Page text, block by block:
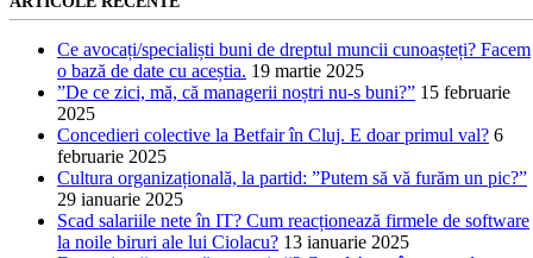
Ce avocați/specialiști buni de dreptul muncii cunoașteți? Facem
o bază de date cu aceștia. 19 martie 2025
”De ce zici, mă, că managerii noștri nu-s buni?” 15 februarie
2025
Concedieri colective la Betfair în Cluj. E doar primul val? 6
februarie 2025
Cultura organizațională, la partid: ”Putem să vă furăm un pic?”
29 ianuarie 2025
Scad salariile nete în IT? Cum reacționează firmele de software
la noile biruri ale lui Ciolacu? 13 ianuarie 2025